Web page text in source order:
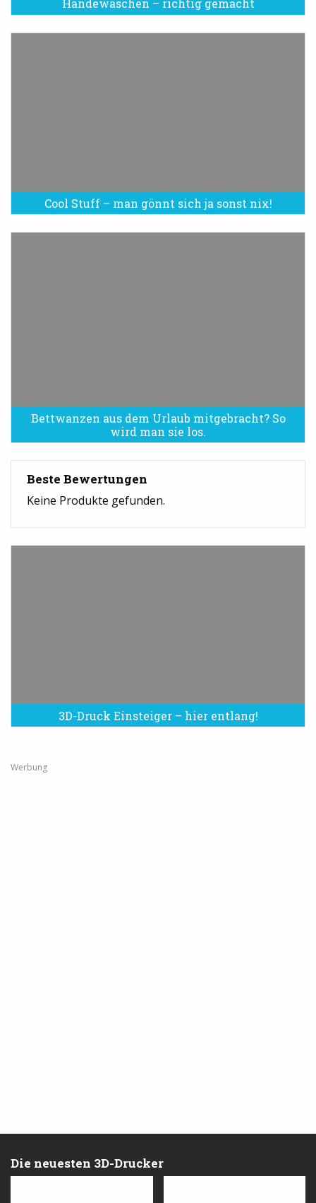
Händewaschen – richtig gemacht
Cool Stuff – man gönnt sich ja sonst nix!
Bettwanzen aus dem Urlaub mitgebracht? So
wird man sie los.
Bettwanzen sind eine Plage
Beste Bewertungen
Keine Produkte gefunden.
3D-Druck Einsteiger – hier entlang!
Werbung
Die neuesten 3D-Drucker